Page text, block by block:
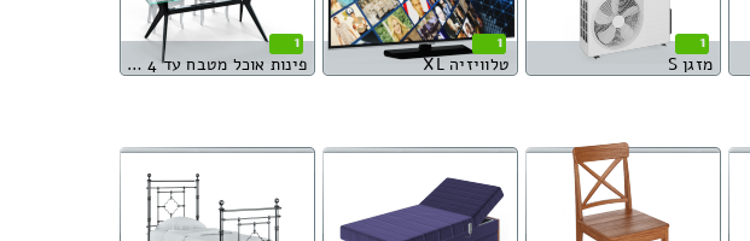
1
מזגן S
1
טלוויזיה XL
1
פינות אוכל מטבח עד 4 סועדים